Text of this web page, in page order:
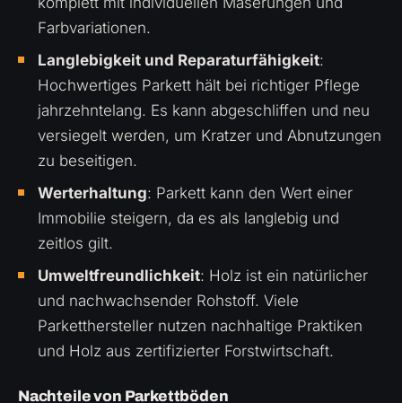
Farbvariationen.
Langlebigkeit und Reparaturfähigkeit:
Hochwertiges Parkett hält bei richtiger Pflege
jahrzehntelang. Es kann abgeschliffen und neu
versiegelt werden, um Kratzer und Abnutzungen
zu beseitigen.
Werterhaltung: Parkett kann den Wert einer
Immobilie steigern, da es als langlebig und
zeitlos gilt.
Umweltfreundlichkeit: Holz ist ein natürlicher
und nachwachsender Rohstoff. Viele
Parketthersteller nutzen nachhaltige Praktiken
und Holz aus zertifizierter Forstwirtschaft.
Nachteile von Parkettböden